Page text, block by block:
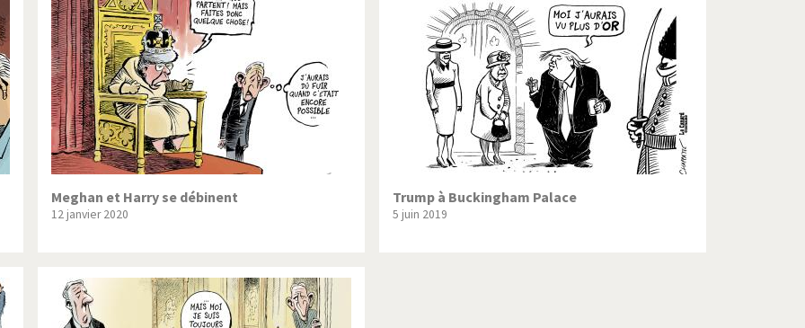
virus Pot-pourri SOS l'Europe!
Trump II Un monde de foot
Meghan et Harry se débinent
12 janvier 2020
Trump à Buckingham Palace
5 juin 2019